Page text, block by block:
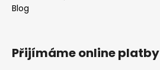
Blog
Přijímáme online platby